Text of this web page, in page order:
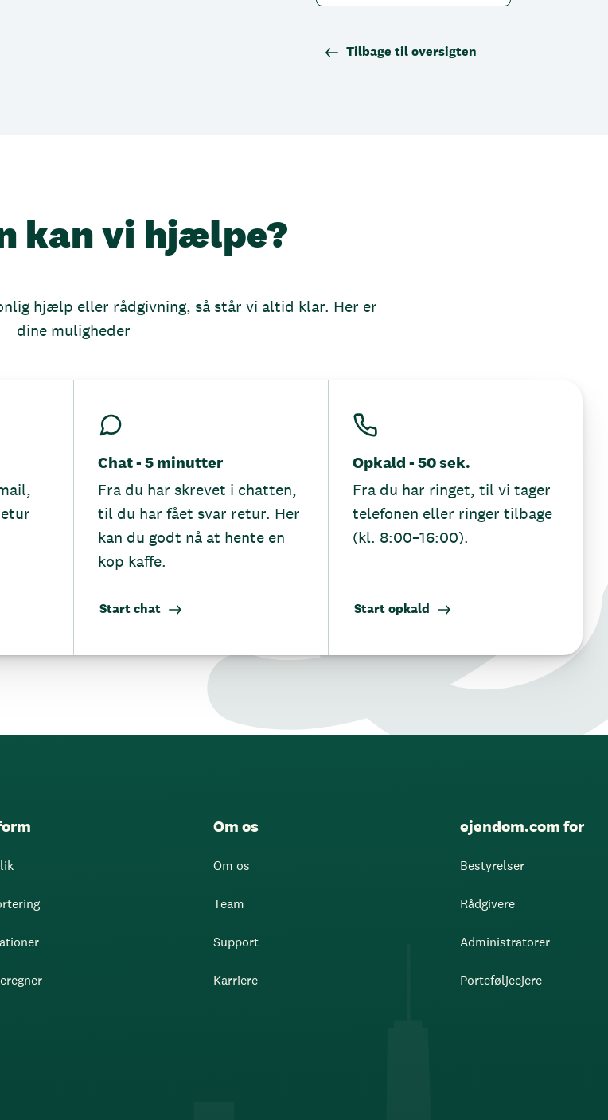
Tilbage til oversigten
kan vi hjælpe?
hjælp eller rådgivning, så står vi altid klar. Her er
dine muligheder
Chat - 5 minutter
Fra du har skrevet i chatten,
til du har fået svar retur. Her
kan du godt nå at hente en
kop kaffe.
Start chat
Opkald - 50 sek.
Fra du har ringet, til vi tager
telefonen eller ringer tilbage
(kl. 8:00–16:00).
Start opkald
Om os
Om os
Team
Support
Karriere
ejendom.com for
Bestyrelser
Rådgivere
Administratorer
Porteføljeejere